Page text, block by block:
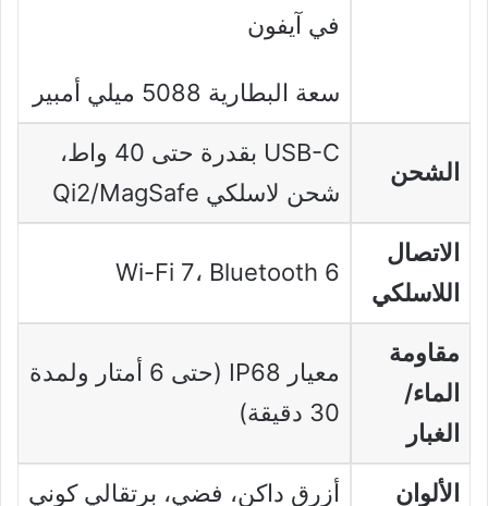
في آيفون
سعة البطارية 5088 ميلي أمبير
الشحن
USB-C بقدرة حتى 40 واط،
شحن لاسلكي Qi2/MagSafe
الاتصال
اللاسلكي
Wi-Fi 7، Bluetooth 6
مقاومة
الماء/
الغبار
معيار IP68 (حتى 6 أمتار ولمدة
30 دقيقة)
الألوان أزرق داكن، فضي، برتقالي كوني